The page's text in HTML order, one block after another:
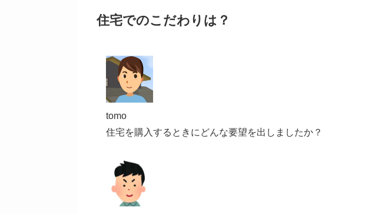
住宅でのこだわりは？
tomo
住宅を購入するときにどんな要望を出しましたか？